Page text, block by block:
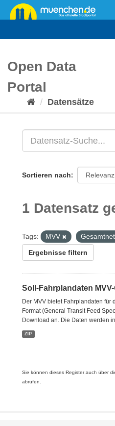
Überspringen
zum
Open Data
Portal
Datensätze
Sortieren nach
1 Datensatz
Tags: MVV
Ergebnisse filtern
Soll-Fahrplandaten
Der MVV bietet Fahrplandaten für
Format (General Transit Feed
Download an. Die Daten werden
ZIP
Sie können dieses Register auch über
abrufen.